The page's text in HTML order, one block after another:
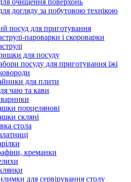
очищення поверхонь
догляду за побутовою технікою
посуд для приготування
пароварки і скороварки
для посуду
посуду для приготування їжі
для плити
чаю та кави
порцелянові
скляні
стола
креманки
для сервірування столу